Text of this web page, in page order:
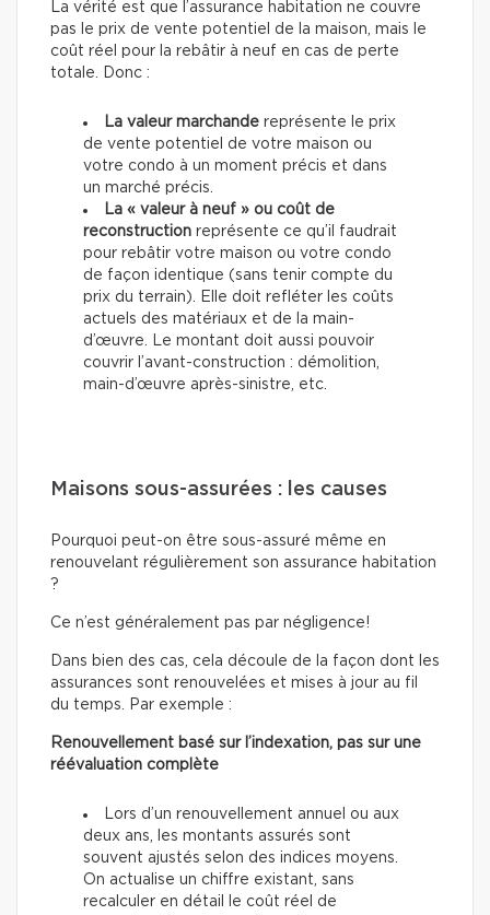
La vérité est que l’assurance habitation ne couvre
pas le prix de vente potentiel de la maison, mais le
coût réel pour la rebâtir à neuf en cas de perte
totale. Donc :
La valeur marchande représente le prix
de vente potentiel de votre maison ou
votre condo à un moment précis et dans
un marché précis.
La « valeur à neuf » ou coût de
reconstruction représente ce qu’il faudrait
pour rebâtir votre maison ou votre condo
de façon identique (sans tenir compte du
prix du terrain). Elle doit refléter les coûts
actuels des matériaux et de la main-
d’œuvre. Le montant doit aussi pouvoir
couvrir l’avant-construction : démolition,
main-d’œuvre après-sinistre, etc.
Maisons sous-assurées : les causes
Pourquoi peut-on être sous-assuré même en
renouvelant régulièrement son assurance habitation
?
Ce n’est généralement pas par négligence!
Dans bien des cas, cela découle de la façon dont les
assurances sont renouvelées et mises à jour au fil
du temps. Par exemple :
Renouvellement basé sur l’indexation, pas sur une
réévaluation complète
Lors d’un renouvellement annuel ou aux
deux ans, les montants assurés sont
souvent ajustés selon des indices moyens.
On actualise un chiffre existant, sans
recalculer en détail le coût réel de